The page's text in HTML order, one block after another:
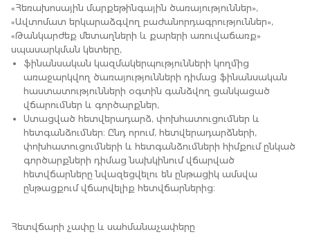
«Հեռախոսային մարքեթինգային ծառայություններ»,
«Ավտոմատ երկարաձգվող բաժանորդագրություններ»,
«Թանկարժեք մետաղների և քարերի առուվաճառք»
սպասարկման կետերը,
ֆինանսական կազմակերպությունների կողմից
առաջարկվող ծառայությունների դիմաց ֆինանսական
հաստատությունների օգտին գանձվող ցանկացած
վճարումներ և գործարքներ,
Ստացված հետվերադարձ, փոխհատուցումներ և
հետգանձումներ։ Ընդ որում, հետվերադարձների,
փոխհատուցումների և հետգանձումների հիմքում ընկած
գործարքների դիմաց նախկինում վճարված
հետվճարները նվազեցվելու են ընթացիկ ամսվա
ընթացքում վճարվելիք հետվճարներից։
Հետվճարի չափը և սահմանաչափերը